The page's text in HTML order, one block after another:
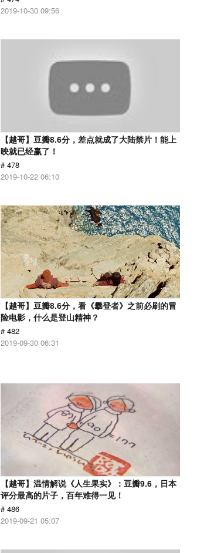
2019-10-30 09:56
【越哥】豆瓣8.6分，差点就成了大陆禁片！能上
映就已经赢了！
# 478
2019-10-22 06:10
【越哥】豆瓣8.6分，看《攀登者》之前必刷的冒
险电影，什么是登山精神？
# 482
2019-09-30 06:31
【越哥】温情解说《人生果实》：豆瓣9.6，日本
评分最高的片子，百年难得一见！
# 486
2019-09-21 05:07